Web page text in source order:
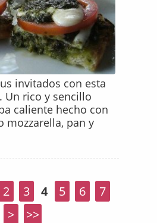
invitados con esta
Un rico y sencillo
caliente hecho con
mozzarella, pan y
2 3 4 5 6
7
>
>>